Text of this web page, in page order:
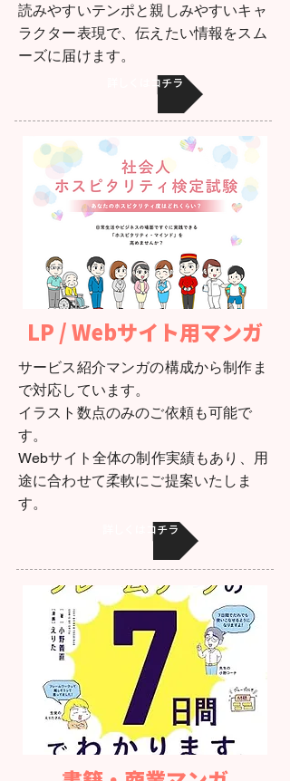
読みやすいテンポと親しみやすいキャ
ラクター表現で、伝えたい情報をスム
ーズに届けます。
詳しくはコチラ
LP / Webサイト用マンガ
サービス紹介マンガの構成から制作ま
で対応しています。
イラスト数点のみのご依頼も可能で
す。
Webサイト全体の制作実績もあり、用
途に合わせて柔軟にご提案いたしま
す。
詳しくはコチラ